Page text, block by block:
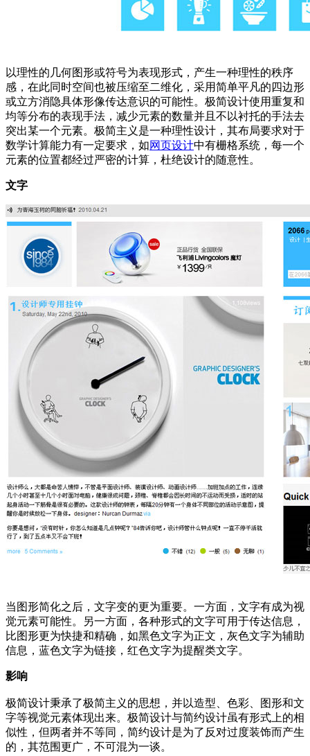
以理性的几何图形或符号为表现形式，产生一种理性的秩序
感，在此同时空间也被压缩至二维化，采用简单平凡的四边形
或立方消隐具体形像传达意识的可能性。极简设计使用重复和
均等分布的表现手法，减少元素的数量并且不以衬托的手法去
突出某一个元素。极简主义是一种理性设计，其布局要求对于
数学计算能力有一定要求，如网页设计中有栅格系统，每一个
元素的位置都经过严密的计算，杜绝设计的随意性。
文字
当图形简化之后，文字变的更为重要。一方面，文字有成为视
觉元素可能性。另一方面，各种形式的文字可用于传达信息，
比图形更为快捷和精确，如黑色文字为正文，灰色文字为辅助
信息，蓝色文字为链接，红色文字为提醒类文字。
影响
极简设计秉承了极简主义的思想，并以造型、色彩、图形和文
字等视觉元素体现出来。极简设计与简约设计虽有形式上的相
似性，但两者并不等同，简约设计是为了反对过度装饰而产生
的，其范围更广，不可混为一谈。